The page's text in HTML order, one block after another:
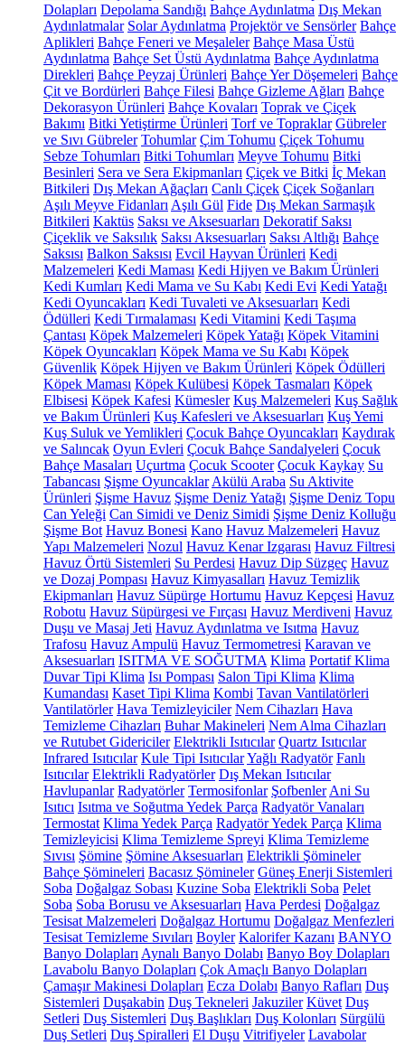
Dolapları Depolama Sandığı Bahçe Aydınlatma Dış Mekan
Aydınlatmalar Solar Aydınlatma Projektör ve Sensörler Bahçe
Aplikleri Bahçe Feneri ve Meşaleler Bahçe Masa Üstü
Aydınlatma Bahçe Set Üstü Aydınlatma Bahçe Aydınlatma
Direkleri Bahçe Peyzaj Ürünleri Bahçe Yer Döşemeleri Bahçe
Çit ve Bordürleri Bahçe Filesi Bahçe Gizleme Ağları Bahçe
Dekorasyon Ürünleri Bahçe Kovaları Toprak ve Çiçek
Bakımı Bitki Yetiştirme Ürünleri Torf ve Topraklar Gübreler
ve Sıvı Gübreler Tohumlar Çim Tohumu Çiçek Tohumu
Sebze Tohumları Bitki Tohumları Meyve Tohumu Bitki
Besinleri Sera ve Sera Ekipmanları Çiçek ve Bitki İç Mekan
Bitkileri Dış Mekan Ağaçları Canlı Çiçek Çiçek Soğanları
Aşılı Meyve Fidanları Aşılı Gül Fide Dış Mekan Sarmaşık
Bitkileri Kaktüs Saksı ve Aksesuarları Dekoratif Saksı
Çiçeklik ve Saksılık Saksı Aksesuarları Saksı Altlığı Bahçe
Saksısı Balkon Saksısı Evcil Hayvan Ürünleri Kedi
Malzemeleri Kedi Maması Kedi Hijyen ve Bakım Ürünleri
Kedi Kumları Kedi Mama ve Su Kabı Kedi Evi Kedi Yatağı
Kedi Oyuncakları Kedi Tuvaleti ve Aksesuarları Kedi
Ödülleri Kedi Tırmalaması Kedi Vitamini Kedi Taşıma
Çantası Köpek Malzemeleri Köpek Yatağı Köpek Vitamini
Köpek Oyuncakları Köpek Mama ve Su Kabı Köpek
Güvenlik Köpek Hijyen ve Bakım Ürünleri Köpek Ödülleri
Köpek Maması Köpek Kulübesi Köpek Tasmaları Köpek
Elbisesi Köpek Kafesi Kümesler Kuş Malzemeleri Kuş Sağlık
ve Bakım Ürünleri Kuş Kafesleri ve Aksesuarları Kuş Yemi
Kuş Suluk ve Yemlikleri Çocuk Bahçe Oyuncakları Kaydırak
ve Salıncak Oyun Evleri Çocuk Bahçe Sandalyeleri Çocuk
Bahçe Masaları Uçurtma Çocuk Scooter Çocuk Kaykay Su
Tabancası Şişme Oyuncaklar Akülü Araba Su Aktivite
Ürünleri Şişme Havuz Şişme Deniz Yatağı Şişme Deniz Topu
Can Yeleği Can Simidi ve Deniz Simidi Şişme Deniz Kolluğu
Şişme Bot Havuz Bonesi Kano Havuz Malzemeleri Havuz
Yapı Malzemeleri Nozul Havuz Kenar Izgarası Havuz Filtresi
Havuz Örtü Sistemleri Su Perdesi Havuz Dip Süzgeç Havuz
ve Dozaj Pompası Havuz Kimyasalları Havuz Temizlik
Ekipmanları Havuz Süpürge Hortumu Havuz Kepçesi Havuz
Robotu Havuz Süpürgesi ve Fırçası Havuz Merdiveni Havuz
Duşu ve Masaj Jeti Havuz Aydınlatma ve Isıtma Havuz
Trafosu Havuz Ampulü Havuz Termometresi Karavan ve
Aksesuarları ISITMA VE SOĞUTMA Klima Portatif Klima
Duvar Tipi Klima Isı Pompası Salon Tipi Klima Klima
Kumandası Kaset Tipi Klima Kombi Tavan Vantilatörleri
Vantilatörler Hava Temizleyiciler Nem Cihazları Hava
Temizleme Cihazları Buhar Makineleri Nem Alma Cihazları
ve Rutubet Gidericiler Elektrikli Isıtıcılar Quartz Isıtıcılar
Infrared Isıtıcılar Kule Tipi IsıtıcılarYağlı Radyatör Fanlı
Isıtıcılar Elektrikli Radyatörler Dış Mekan Isıtıcılar
Havlupanlar Radyatörler Termosifonlar Şofbenler Ani Su
Isıtıcı Isıtma ve Soğutma Yedek Parça Radyatör Vanaları
Termostat Klima Yedek Parça Radyatör Yedek Parça Klima
Temizleyicisi Klima Temizleme Spreyi Klima Temizleme
Sıvısı Şömine Şömine Aksesuarları Elektrikli Şömineler
Bahçe Şömineleri Bacasız Şömineler Güneş Enerji Sistemleri
Soba Doğalgaz Sobası Kuzine Soba Elektrikli Soba Pelet
Soba Soba Borusu ve Aksesuarları Hava Perdesi Doğalgaz
Tesisat Malzemeleri Doğalgaz Hortumu Doğalgaz Menfezleri
Tesisat Temizleme Sıvıları Boyler Kalorifer Kazanı BANYO
Banyo Dolapları Aynalı Banyo Dolabı Banyo Boy Dolapları
Lavabolu Banyo Dolapları Çok Amaçlı Banyo Dolapları
Çamaşır Makinesi Dolapları Ecza Dolabı Banyo Rafları Duş
Sistemleri Duşakabin Duş Tekneleri Jakuziler Küvet Duş
Setleri Duş Sistemleri Duş Başlıkları Duş Kolonları Sürgülü
Duş Setleri Duş Spiralleri El Duşu Vitrifiyeler Lavabolar